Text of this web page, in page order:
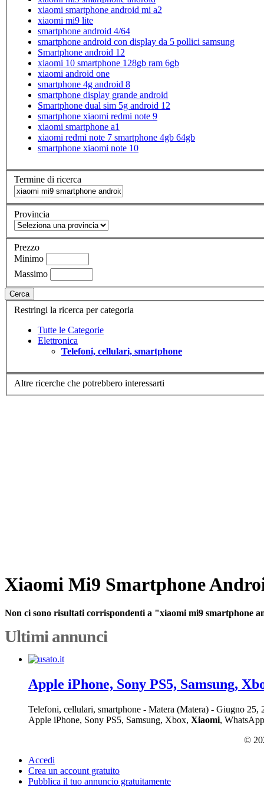
xiaomi smartphone android mi a2
xiaomi mi9 lite
smartphone android 4/64
smartphone android con display da 5 pollici samsung
Smartphone android 12
xiaomi 10 smartphone 128gb ram 6gb
xiaomi android one
smartphone 4g android 8
smartphone display grande android
Smartphone dual sim 5g android 12
smartphone xiaomi redmi note 9
xiaomi smartphone a1
xiaomi redmi note 7 smartphone 4gb 64gb
smartphone xiaomi note 10
Termine di ricerca
Provincia
Prezzo
Minimo
Massimo
Cerca
Restringi la ricerca per categoria
Tutte le Categorie
Elettronica
Telefoni, cellulari, smartphone
Altre ricerche che potrebbero interessarti
Xiaomi Mi9 Smartphone
Non ci sono risultati corrispondenti a "xiaomi mi9 smartphone
Ultimi annunci
Apple iPhone, Sony PS5, Samsung,
Telefoni, cellulari, smartphone - Matera (Matera) - Giugno 25,
Apple iPhone, Sony PS5, Samsung, Xbox, Xiaomi,
©
Accedi
Crea un account gratuito
Pubblica il tuo annuncio gratuitamente